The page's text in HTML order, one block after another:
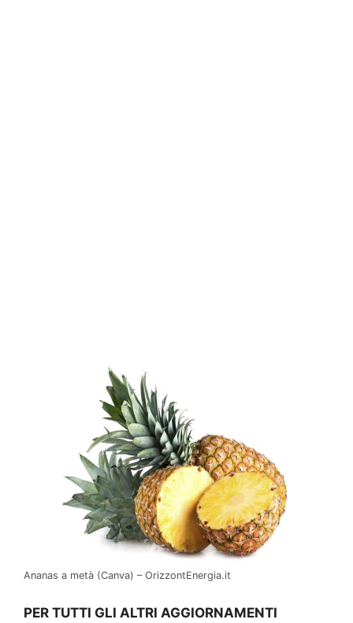
Ananas a metà (Canva) – OrizzontEnergia.it
PER TUTTI GLI ALTRI AGGIORNAMENTI